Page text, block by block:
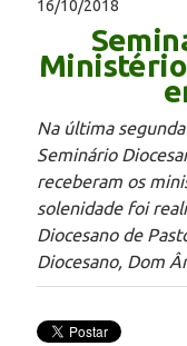
16/10/2018
Na última
Seminário
receberam os
solenidade foi
Diocesano de
Diocesano, Dom